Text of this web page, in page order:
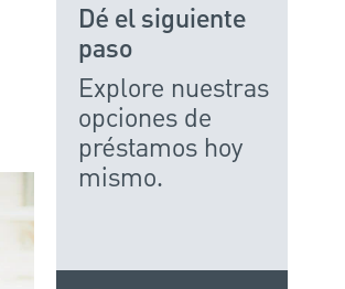
Dé el siguiente
paso
Explore nuestras
opciones de
préstamos hoy
mismo.